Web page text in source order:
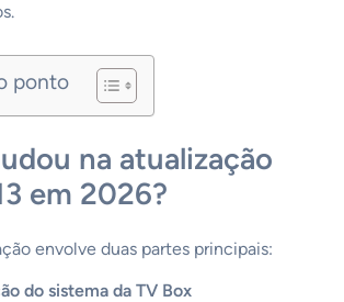
ponto
na atualização
em 2026?
envolve duas partes principais:
do sistema da TV Box